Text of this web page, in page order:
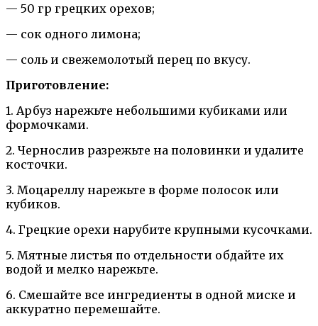
— 50 гр грецких орехов;
— сок одного лимона;
— соль и свежемолотый перец по вкусу.
Приготовление:
1. Арбуз нарежьте небольшими кубиками или
формочками.
2. Чернослив разрежьте на половинки и удалите
косточки.
3. Моцареллу нарежьте в форме полосок или
кубиков.
4. Грецкие орехи нарубите крупными кусочками.
5. Мятные листья по отдельности обдайте их
водой и мелко нарежьте.
6. Смешайте все ингредиенты в одной миске и
аккуратно перемешайте.